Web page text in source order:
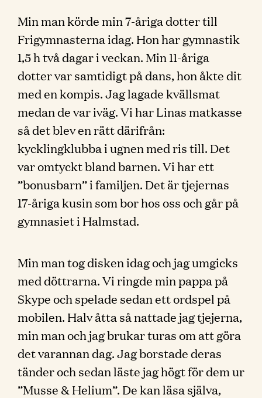
Min man körde min 7-åriga dotter till
Frigymnasterna idag. Hon har gymnastik
1,5 h två dagar i veckan. Min 11-åriga
dotter var samtidigt på dans, hon åkte dit
med en kompis. Jag lagade kvällsmat
medan de var iväg. Vi har Linas matkasse
så det blev en rätt därifrån:
kycklingklubba i ugnen med ris till. Det
var omtyckt bland barnen. Vi har ett
”bonusbarn” i familjen. Det är tjejernas
17-åriga kusin som bor hos oss och går på
gymnasiet i Halmstad.
Min man tog disken idag och jag umgicks
med döttrarna. Vi ringde min pappa på
Skype och spelade sedan ett ordspel på
mobilen. Halv åtta så nattade jag tjejerna,
min man och jag brukar turas om att göra
det varannan dag. Jag borstade deras
tänder och sedan läste jag högt för dem ur
”Musse & Helium”. De kan läsa själva,